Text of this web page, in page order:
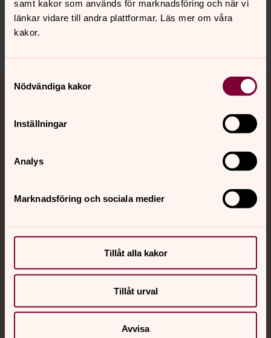
samt kakor som används för marknadsföring och när vi
länkar vidare till andra plattformar. Läs mer om våra
kakor.
Nödvändiga kakor
Inställningar
Analys
Marknadsföring och sociala medier
Tillåt alla kakor
Tillåt urval
Avvisa
Senast ändrad 6 oktober 2022
Akut samtals- och krisstöd. Prata eller chatta anonymt
Digitalt brev
Svenska kyrkan
Bli medlem